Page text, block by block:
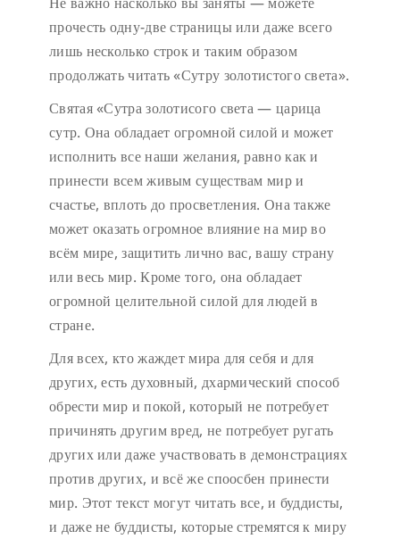
прочесть одну-две страницы или даже всего
лишь несколько строк и таким образом
продолжать читать «Сутру золотистого света».
Святая «Сутра золотисого света — царица
сутр. Она обладает огромной силой и может
исполнить все наши желания, равно как и
принести всем живым существам мир и
счастье, вплоть до просветления. Она также
может оказать огромное влияние на мир во
всём мире, защитить лично вас, вашу страну
или весь мир. Кроме того, она обладает
огромной целительной силой для людей в
стране.
Для всех, кто жаждет мира для себя и для
других, есть духовный, дхармический способ
обрести мир и покой, который не потребует
причинять другим вред, не потребует ругать
других или даже участвовать в демонстрациях
против других, и всё же споосбен принести
мир. Этот текст могут читать все, и буддисты,
и даже не буддисты, которые стремятся к миру